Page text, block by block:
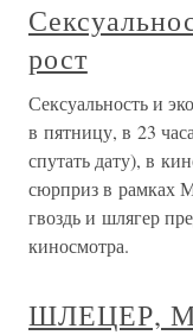
рост
Сексуальность и
в пятницу, в 23
спутать дату), в
сюрприз в рамках
гвоздь и шлягер
киносмотра.
ШЛЕЦЕР,